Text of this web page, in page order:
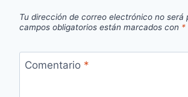
Tu dirección de correo electrónico no será
campos obligatorios están marcados con *
Comentario *